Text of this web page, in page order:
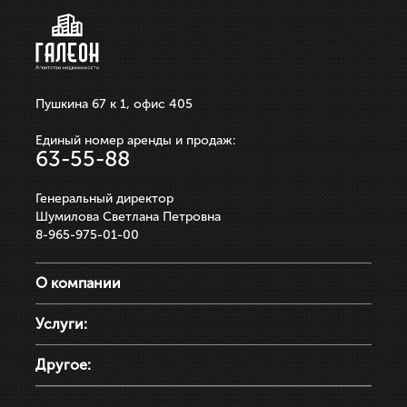
Пушкина 67 к 1, офис 405
Единый номер аренды и продаж:
63-55-88
Генеральный директор
Шумилова Светлана Петровна
8-965-975-01-00
О компании
Услуги:
Другое: